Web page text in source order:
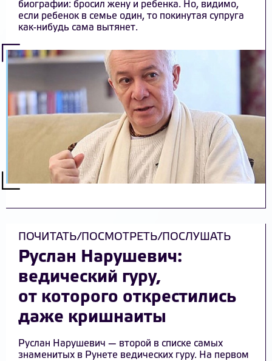
биографии: бросил жену и ребенка. Но, видимо,
если ребенок в семье один, то покинутая супруга
как-нибудь сама вытянет.
ПОЧИТАТЬ/ПОСМОТРЕТЬ/ПОСЛУШАТЬ
Руслан Нарушевич:
ведический гуру,
от которого открестились
даже кришнаиты
Руслан Нарушевич — второй в списке самых
знаменитых в Рунете ведических гуру. На первом